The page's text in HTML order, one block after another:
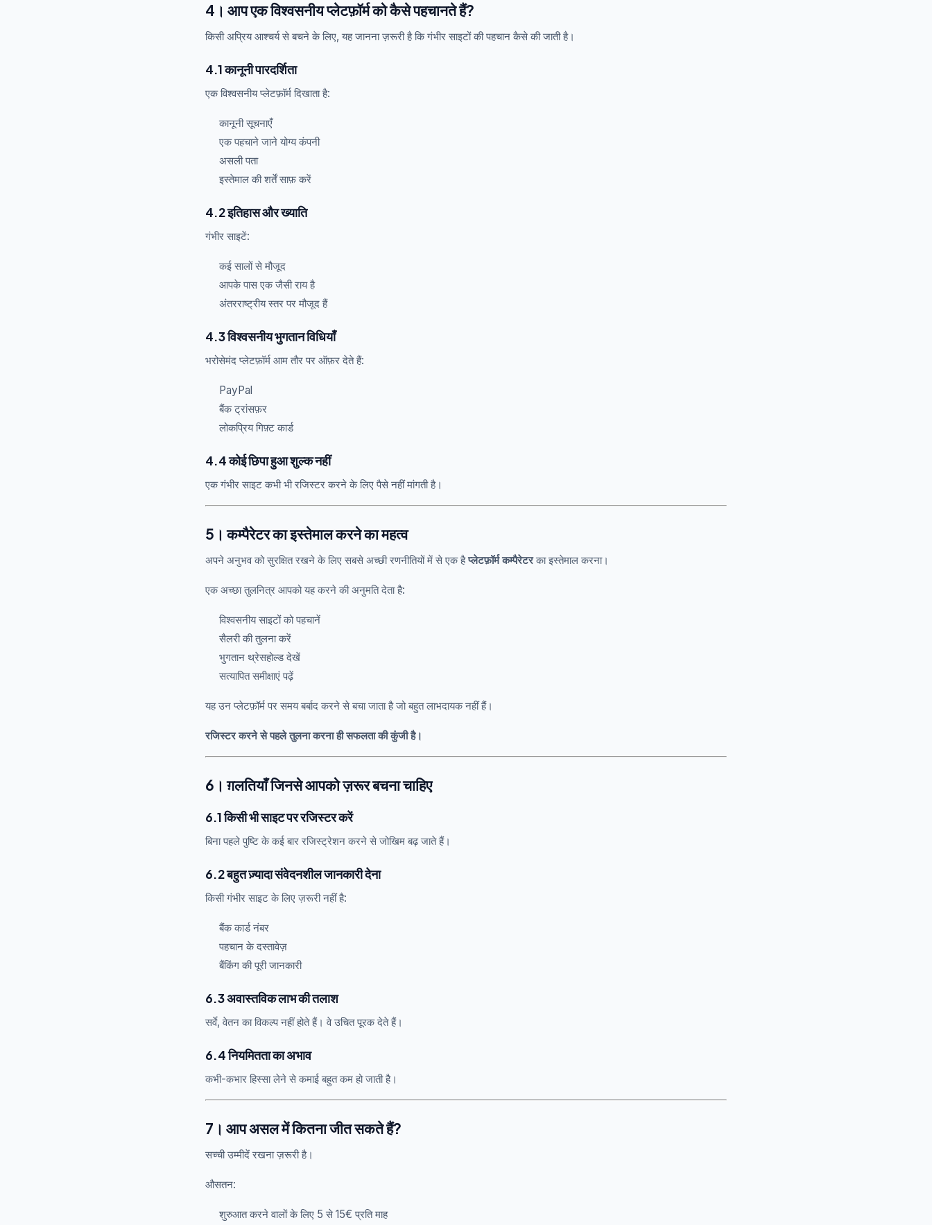
4। आप एक विश्वसनीय प्लेटफ़ॉर्म को कैसे पहचानते हैं?
किसी अप्रिय आश्चर्य से बचने के लिए, यह जानना ज़रूरी है कि गंभीर साइटों की पहचान कैसे की जाती है।
4.1 कानूनी पारदर्शिता
एक विश्वसनीय प्लेटफ़ॉर्म दिखाता है:
कानूनी सूचनाएँ
एक पहचाने जाने योग्य कंपनी
असली पता
इस्तेमाल की शर्तें साफ़ करें
4.2 इतिहास और ख्याति
गंभीर साइटें:
कई सालों से मौजूद
आपके पास एक जैसी राय है
अंतरराष्ट्रीय स्तर पर मौजूद हैं
4.3 विश्वसनीय भुगतान विधियाँ
भरोसेमंद प्लेटफ़ॉर्म आम तौर पर ऑफ़र देते हैं:
PayPal
बैंक ट्रांसफ़र
लोकप्रिय गिफ़्ट कार्ड
4.4 कोई छिपा हुआ शुल्क नहीं
एक गंभीर साइट कभी भी रजिस्टर करने के लिए पैसे नहीं मांगती है।
5। कम्पैरेटर का इस्तेमाल करने का महत्व
अपने अनुभव को सुरक्षित रखने के लिए सबसे अच्छी रणनीतियों में से एक हैप्लेटफ़ॉर्म कम्पैरेटरका इस्तेमाल करना।
एक अच्छा तुलनित्र आपको यह करने की अनुमति देता है:
विश्वसनीय साइटों को पहचानें
सैलरी की तुलना करें
भुगतान थ्रेसहोल्ड देखें
सत्यापित समीक्षाएं पढ़ें
यह उन प्लेटफ़ॉर्म पर समय बर्बाद करने से बचा जाता है जो बहुत लाभदायक नहीं हैं।
रजिस्टर करने से पहले तुलना करना ही सफलता की कुंजी है।
6। ग़लतियाँ जिनसे आपको ज़रूर बचना चाहिए
6.1 किसी भी साइट पर रजिस्टर करें
बिना पहले पुष्टि के कई बार रजिस्ट्रेशन करने से जोखिम बढ़ जाते हैं।
6.2 बहुत ज़्यादा संवेदनशील जानकारी देना
किसी गंभीर साइट के लिए ज़रूरी नहीं है:
बैंक कार्ड नंबर
पहचान के दस्तावेज़
बैंकिंग की पूरी जानकारी
6.3 अवास्तविक लाभ की तलाश
सर्वे, वेतन का विकल्प नहीं होते हैं। वे उचित पूरक देते हैं।
6.4 नियमितता का अभाव
कभी-कभार हिस्सा लेने से कमाई बहुत कम हो जाती है।
7। आप असल में कितना जीत सकते हैं?
सच्ची उम्मीदें रखना ज़रूरी है।
औसतन:
शुरुआत करने वालों के लिए 5 से 15€ प्रति माह